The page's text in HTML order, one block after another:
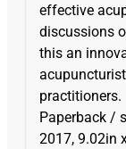
effective
discussions
this an
practitioners.
Paperback /
2017, 9.02in